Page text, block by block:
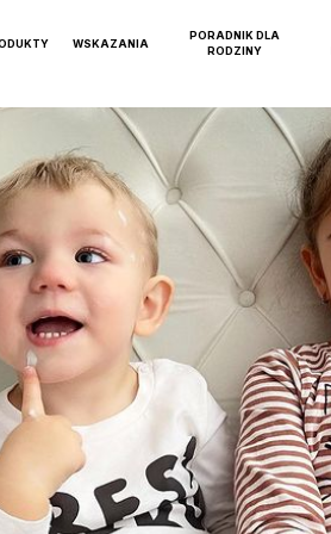
WSKAZANIA
PORADNIK DLA
RODZINY